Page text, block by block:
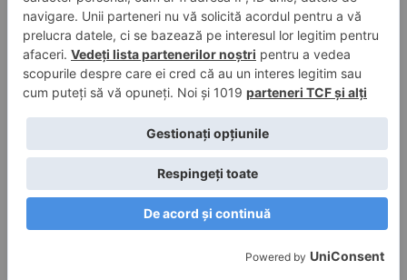
24 oct. 2025, 10:39înEvenimente
Distrigaz, oficial, anunț de ultimă oră: Ce se
întâmplă, de fapt, la Mioveni
Breaking: Zeci de blocuri, mii de oameni și